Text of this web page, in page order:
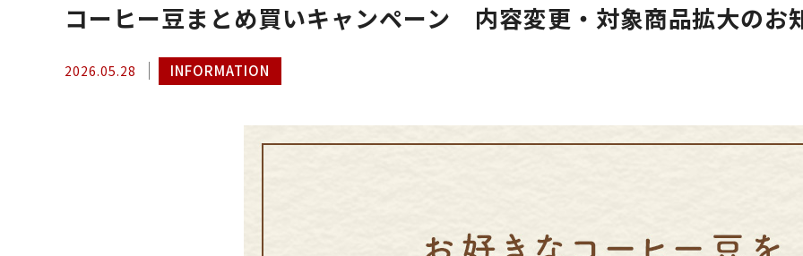
コーヒー豆まとめ買いキャンペーン 内容変更・対象商品拡大のお
2026.05.28 INFORMATION